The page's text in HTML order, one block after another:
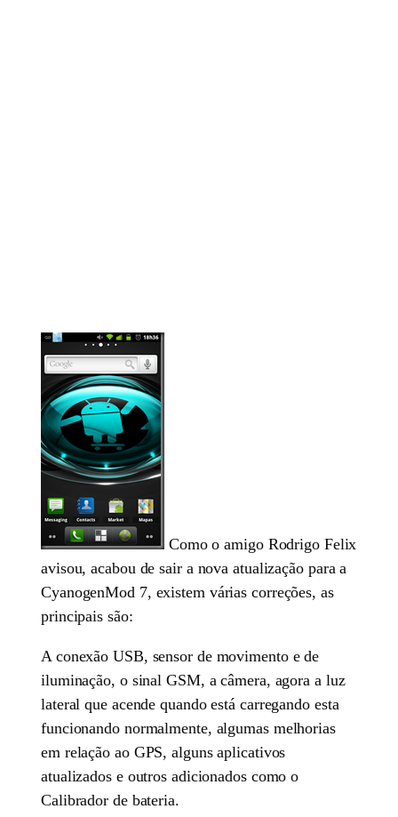
Como o amigo Rodrigo Felix
avisou, acabou de sair a nova atualização para a
CyanogenMod 7, existem várias correções, as
principais são:
A conexão USB, sensor de movimento e de
iluminação, o sinal GSM, a câmera, agora a luz
lateral que acende quando está carregando esta
funcionando normalmente, algumas melhorias
em relação ao GPS, alguns aplicativos
atualizados e outros adicionados como o
Calibrador de bateria.